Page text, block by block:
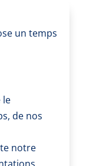
un temps
le
de nos
notre